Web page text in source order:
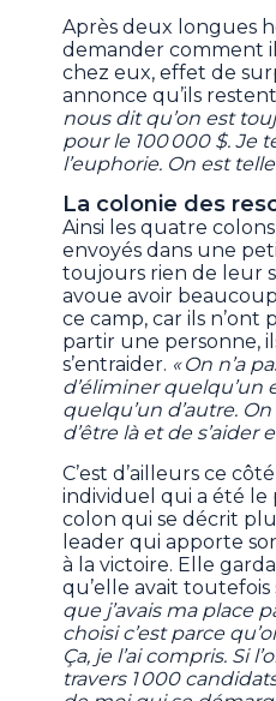
Après deux longues
demander comment
chez eux, effet de
annonce qu’ils
nous dit qu’on est
pour le 100 000 $. Je
l’euphorie. On est
La colonie des
Ainsi les quatre
envoyés dans une
toujours rien de leur
avoue avoir
ce camp, car ils n’ont
partir une personne,
s’entraider. « On n’a
d’éliminer quelqu’un
quelqu’un d’autre.
d’être là et de s’aider
C’est d’ailleurs ce
individuel qui a été
colon qui se décrit
leader qui apporte
à la victoire. Elle
qu’elle avait toutefois
que j’avais ma place
choisi c’est parce
Ça, je l’ai compris. Si
travers 1 000